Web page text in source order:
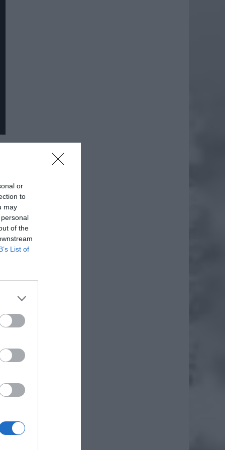
or
to
may
of the
List of